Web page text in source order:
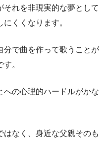
れを非現実的な夢として
くくなります。
分で曲を作って歌うことが
。
への心理的ハードルがかな
なく、身近な父親そのも